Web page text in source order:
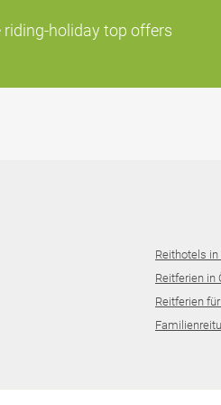
riding-holiday top offers
Reithotels
Reitferien in
Reitferien